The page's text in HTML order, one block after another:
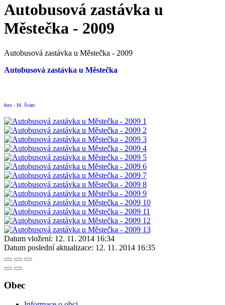
Autobusová zastávka u
Městečka - 2009
Autobusová zastávka u Městečka - 2009
Autobusová zastávka u Městečka
foto - M. Švarc
Datum vložení: 12. 11. 2014 16:34
Datum poslední aktualizace: 12. 11. 2014 16:35
Obec